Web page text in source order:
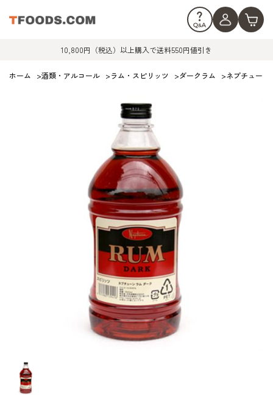
10,800円（税込）以上購入で送料550円値引き
ホーム >酒類・アルコール >ラム・スピリッツ >ダークラム >ネプチューン